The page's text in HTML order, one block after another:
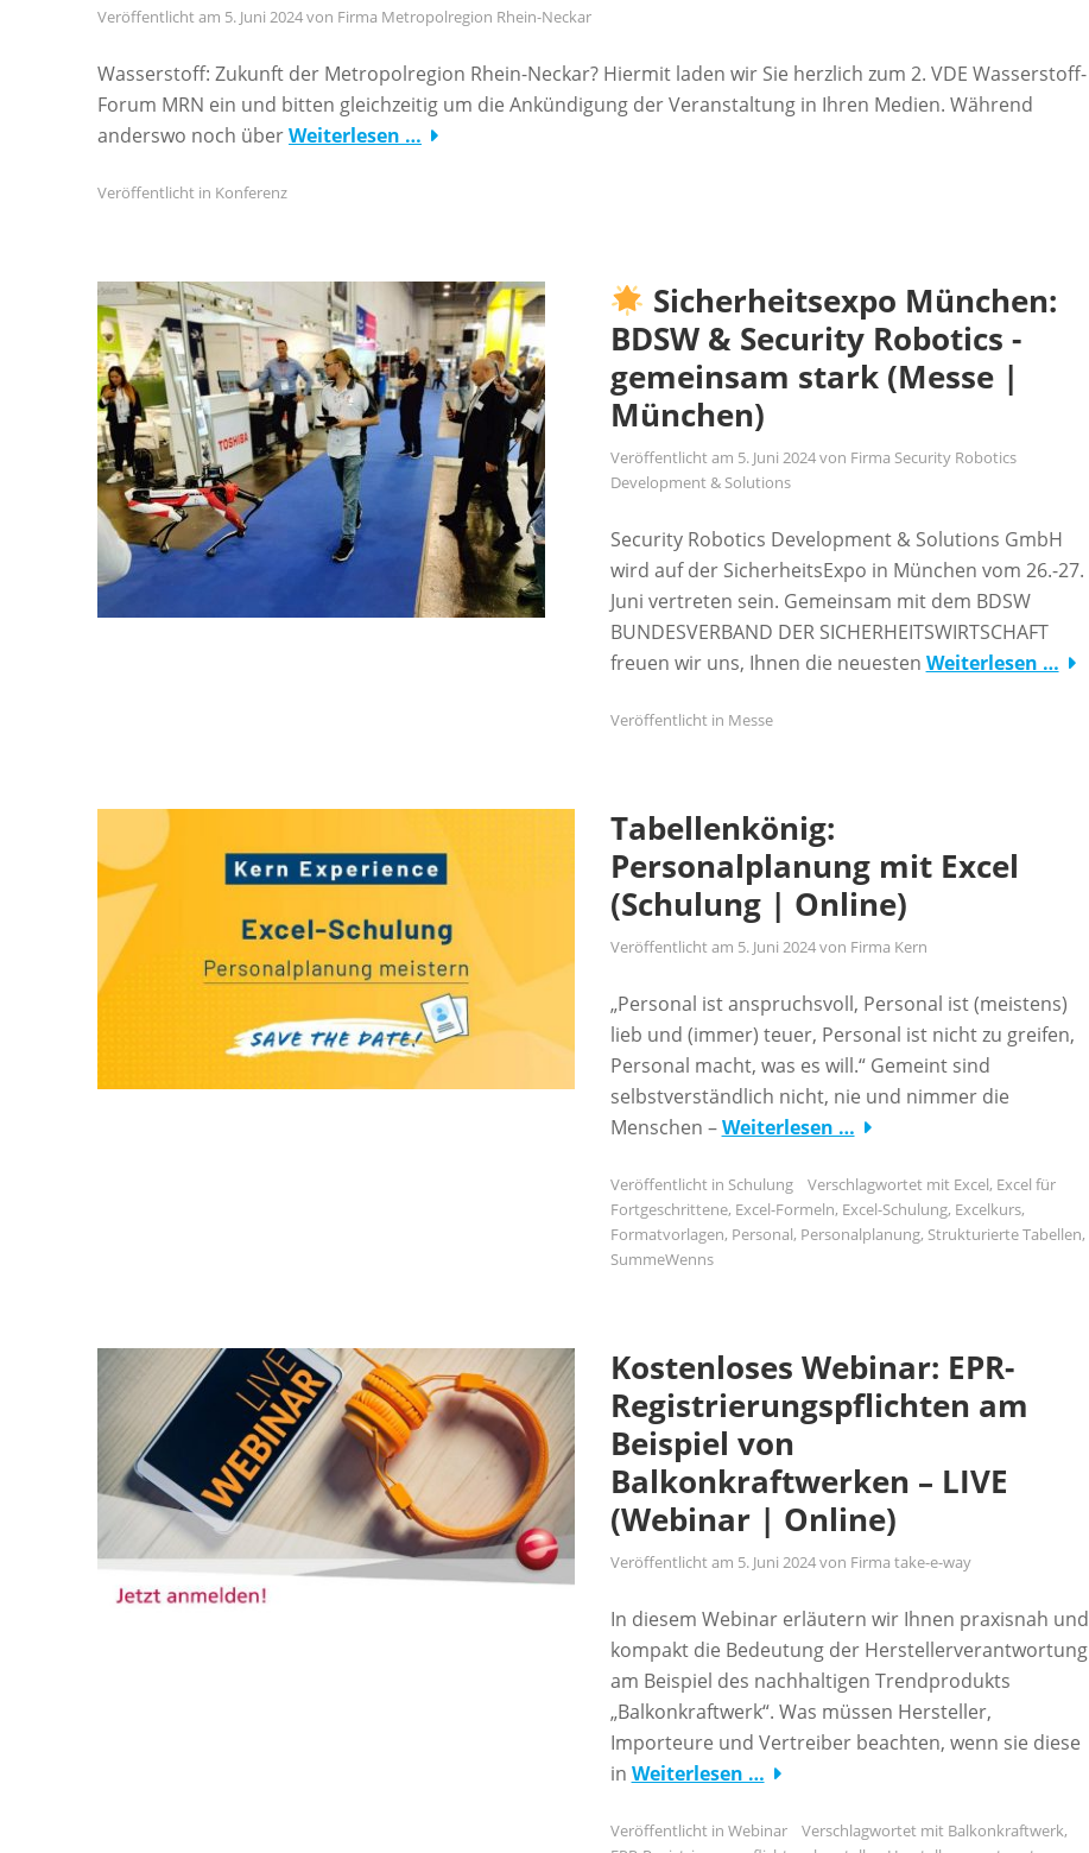
Veröffentlicht am 5. Juni 2024von Firma Metropolregion Rhein-Neckar
Wasserstoff: Zukunft der Metropolregion Rhein-Neckar? Hiermit laden wir Sie herzlich zum 2. VDE Wasserstoff-
Forum MRN ein und bitten gleichzeitig um die Ankündigung der Veranstaltung in Ihren Medien. Während
anderswo noch überWeiterlesen …
Veröffentlicht in Konferenz
Sicherheitsexpo München:
BDSW & Security Robotics -
gemeinsam stark (Messe |
München)
Veröffentlicht am 5. Juni 2024von Firma Security Robotics
Development & Solutions
Security Robotics Development & Solutions GmbH
wird auf der SicherheitsExpo in München vom 26.-27.
Juni vertreten sein. Gemeinsam mit dem BDSW
BUNDESVERBAND DER SICHERHEITSWIRTSCHAFT
freuen wir uns, Ihnen die neuesten Weiterlesen …
Veröffentlicht in Messe
Tabellenkönig:
Personalplanung mit Excel
(Schulung | Online)
Veröffentlicht am 5. Juni 2024von Firma Kern
„Personal ist anspruchsvoll, Personal ist (meistens)
lieb und (immer) teuer, Personal ist nicht zu greifen,
Personal macht, was es will.“ Gemeint sind
selbstverständlich nicht, nie und nimmer die
Menschen –Weiterlesen …
Veröffentlicht in Schulung Verschlagwortet mit Excel, Excel für
Fortgeschrittene, Excel-Formeln, Excel-Schulung, Excelkurs,
Formatvorlagen, Personal, Personalplanung, Strukturierte Tabellen,
SummeWenns
Kostenloses Webinar: EPR-
Registrierungspflichten am
Beispiel von
Balkonkraftwerken – LIVE
(Webinar | Online)
Veröffentlicht am 5. Juni 2024von Firma take-e-way
In diesem Webinar erläutern wir Ihnen praxisnah und
kompakt die Bedeutung der Herstellerverantwortung
am Beispiel des nachhaltigen Trendprodukts
„Balkonkraftwerk“. Was müssen Hersteller,
Importeure und Vertreiber beachten, wenn sie diese
in Weiterlesen …
Veröffentlicht in Webinar Verschlagwortet mit Balkonkraftwerk,